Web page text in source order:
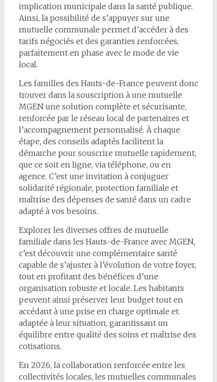
implication municipale dans la santé publique.
Ainsi, la possibilité de s’appuyer sur une
mutuelle communale permet d’accéder à des
tarifs négociés et des garanties renforcées,
parfaitement en phase avec le mode de vie
local.
Les familles des Hauts-de-France peuvent donc
trouver dans la souscription à une mutuelle
MGEN une solution complète et sécurisante,
renforcée par le réseau local de partenaires et
l’accompagnement personnalisé. À chaque
étape, des conseils adaptés facilitent la
démarche pour souscrire mutuelle rapidement,
que ce soit en ligne, via téléphone, ou en
agence. C’est une invitation à conjuguer
solidarité régionale, protection familiale et
maîtrise des dépenses de santé dans un cadre
adapté à vos besoins.
Explorer les diverses offres de mutuelle
familiale dans les Hauts-de-France avec MGEN,
c’est découvrir une complémentaire santé
capable de s’ajuster à l’évolution de votre foyer,
tout en profitant des bénéfices d’une
organisation robuste et locale. Les habitants
peuvent ainsi préserver leur budget tout en
accédant à une prise en charge optimale et
adaptée à leur situation, garantissant un
équilibre entre qualité des soins et maîtrise des
cotisations.
En 2026, la collaboration renforcée entre les
collectivités locales, les mutuelles communales